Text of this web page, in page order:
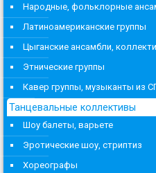
Народные, фольклорные
Латиноамериканские группы
Цыганские ансамбли,
Этнические группы
Кавер группы, музыканты из
Танцевальные коллективы
Шоу балеты, варьете
Эротические шоу, стриптиз
Хореографы